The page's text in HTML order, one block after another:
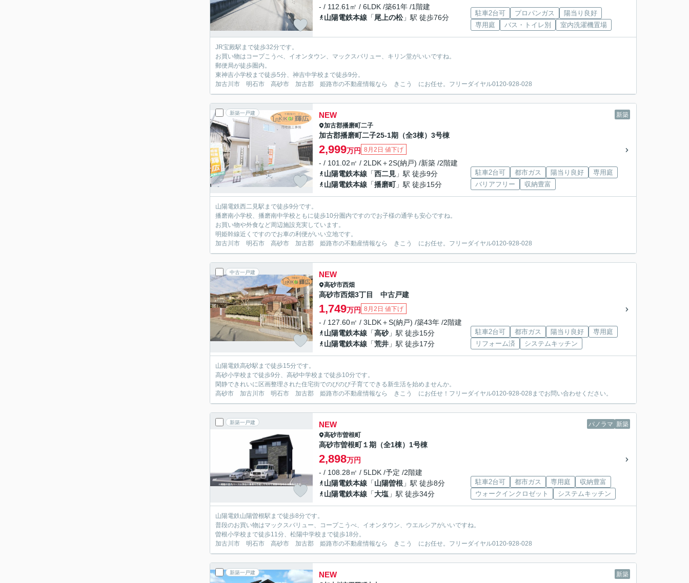
- / 112.61㎡ / 6LDK /築61年 /1階建
山陽電鉄本線 「尾上の松」駅 徒歩76分
駐車2台可 プロパンガス
陽当り良好
専用庭
バス・トイレ別 室内洗濯機置場
JR宝殿駅まで徒歩32分です。
お買い物はコープこうべ、イオンタウン、マックスバリュー、キリン堂がいいですね。
郵便局が徒歩圏内。
東神吉小学校まで徒歩5分、神吉中学校まで徒歩9分。
加古川市 明石市 高砂市 加古郡 姫路市の不動産情報なら きこう にお任せ。フリーダイヤル0120-928-028
新築一戸建 新築
NEW
加古郡播磨町二子
加古郡播磨町二子25-1期（全3棟）3号棟
2,999万円 8月2日 値下げ
- / 101.02㎡ / 2LDK＋2S(納戸) /新築 /2階建
山陽電鉄本線 「西二見 」駅 徒歩9分
山陽電鉄本線 「播磨町」駅 徒歩15分
駐車2台可 都市ガス 陽当り良好
専用庭
バリアフリー
収納豊富
山陽電鉄西二見駅まで徒歩9分です。
播磨南小学校、播磨南中学校ともに徒歩10分圏内ですのでお子様の通学も安心ですね。
お買い物や外食など周辺施設充実しています。
明姫幹線近くですのでお車の利便がいい立地です。
加古川市 明石市 高砂市 加古郡 姫路市の不動産情報なら きこう にお任せ。フリーダイヤル0120-928-028
中古一戸建 NEW
高砂市西畑
高砂市西畑3丁目 中古戸建
1,749万円 8月2日 値下げ
- / 127.60㎡ / 3LDK＋S(納戸) /築43年 /2階建
山陽電鉄本線 「高砂」駅 徒歩15分
山陽電鉄本線 「荒井 」駅 徒歩17分
駐車2台可 都市ガス 陽当り良好
専用庭
リフォーム済
システムキッチン
山陽電鉄高砂駅まで徒歩15分です。
高砂小学校まで徒歩9分、高砂中学校まで徒歩10分です。
閑静できれいに区画整理された住宅街でのびのび子育てできる新生活を始めませんか。
高砂市 加古川市 明石市 加古郡 姫路市の不動産情報なら きこう にお任せ！フリーダイヤル0120-928-028までお問い合わせください。
新築一戸建 パノラマ 新築
NEW
高砂市曽根町
高砂市曽根町１期（全1棟）1号棟
2,898万円
- / 108.28㎡ / 5LDK /予定 /2階建
山陽電鉄本線 「山陽曽根 」駅 徒歩8分
山陽電鉄本線 「大塩 」駅 徒歩34分
駐車2台可 都市ガス 専用庭
収納豊富
ウォークインクロゼット
システムキッチン
山陽電鉄山陽曽根駅まで徒歩8分です。
普段のお買い物はマックスバリュー、コープこうべ、イオンタウン、ウエルシアがいいですね。
曽根小学校まで徒歩11分、松陽中学校まで徒歩18分。
加古川市 明石市 高砂市 加古郡 姫路市の不動産情報なら きこう にお任せ。フリーダイヤル0120-928-028
新築一戸建 新築
NEW